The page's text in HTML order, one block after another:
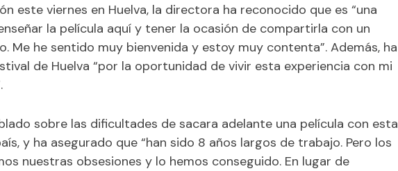
este viernes en Huelva, la directora ha reconocido que es “una
la película aquí y tener la ocasión de compartirla con un
Me he sentido muy bienvenida y estoy muy contenta”. Además, ha
de Huelva “por la oportunidad de vivir esta experiencia con mi
sobre las dificultades de sacara adelante una película con esta
y ha asegurado que “han sido 8 años largos de trabajo. Pero los
nuestras obsesiones y lo hemos conseguido. En lugar de